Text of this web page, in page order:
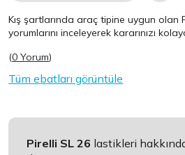
Kış şartlarında araç tipine uygun olan
yorumlarını inceleyerek kararınızı
(0 Yorum)
Tüm ebatları görüntüle
Pirelli SL 26 lastikleri